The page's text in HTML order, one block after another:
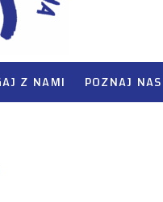
Pomagamy
Z NAMI POZNAJ NAS